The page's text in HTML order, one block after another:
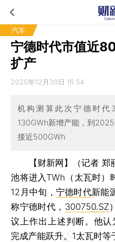
汽车
宁德时代市值近
扩产
2020年12月30日 16:54
机构测算此次宁德时代
130GWh新增产能，到
接近500GWh
【财新网】（记者 郑
池将进入TWh（太瓦时）
12月中旬， 宁德时代新能
称宁德时代， 300750.SZ
议上作出上述判断。他
完成产能跃升。1太瓦时等